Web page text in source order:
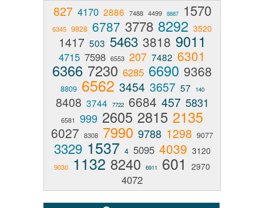
827 4170 2886 7488 4499 8887 1570
6345 9828 6787 3778 8292 3520
1417 503 5463 3818 9011
4715 7598 6553 207 7482 6301
6366 7230 6285 6690 9368
8809 6562 3454 3657 57 140
8408 3744 7722 6684 457 5831
6581 999 2605 2815 2135
6027 8308 7990 9788 1298 9077
3329 1537 4 5095 4039 3120
9030 1132 8240 6911 601 2970
4072